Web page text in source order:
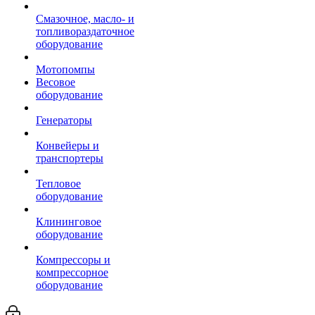
Смазочное, масло- и
топливораздаточное
оборудование
Мотопомпы
Весовое
оборудование
Генераторы
Конвейеры и
транспортеры
Тепловое
оборудование
Клининговое
оборудование
Компрессоры и
компрессорное
оборудование